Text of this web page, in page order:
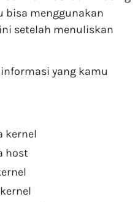
bisa menggunakan
setelah menuliskan
yang kamu
kernel
host